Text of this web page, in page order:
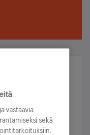
arvonnassa.
vastaavia
sekä